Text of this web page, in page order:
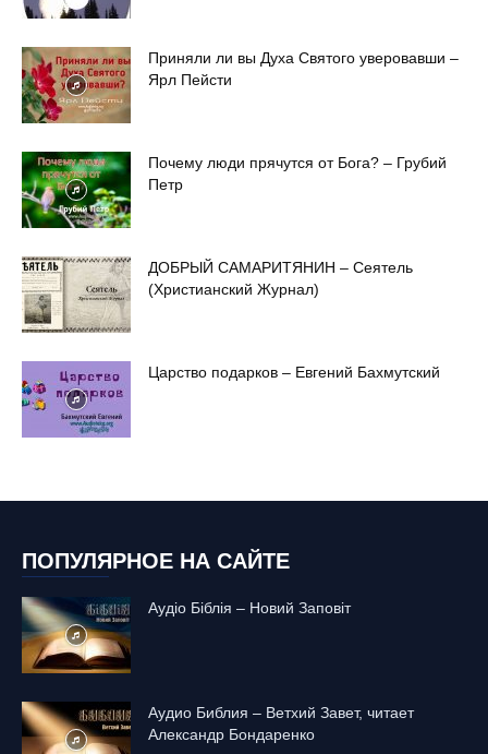
Приняли ли вы Духа Святого уверовавши –
Ярл Пейсти
Почему люди прячутся от Бога? – Грубий
Петр
ДОБРЫЙ САМАРИТЯНИН – Сеятель
(Христианский Журнал)
Царство подарков – Евгений Бахмутский
ПОПУЛЯРНОЕ НА САЙТЕ
Аудіо Біблія – Новий Заповіт
Аудио Библия – Ветхий Завет, читает
Александр Бондаренко